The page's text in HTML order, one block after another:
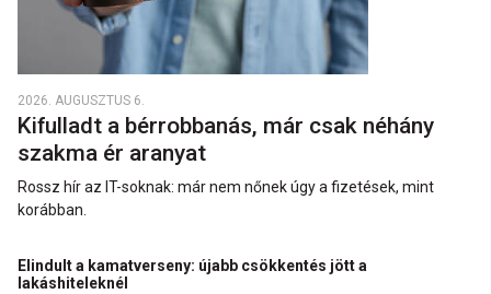
2026. AUGUSZTUS 6.
Kifulladt a bérrobbanás, már csak néhány
szakma ér aranyat
Rossz hír az IT-soknak: már nem nőnek úgy a fizetések, mint
korábban.
Elindult a kamatverseny: újabb csökkentés jött a
lakáshiteleknél